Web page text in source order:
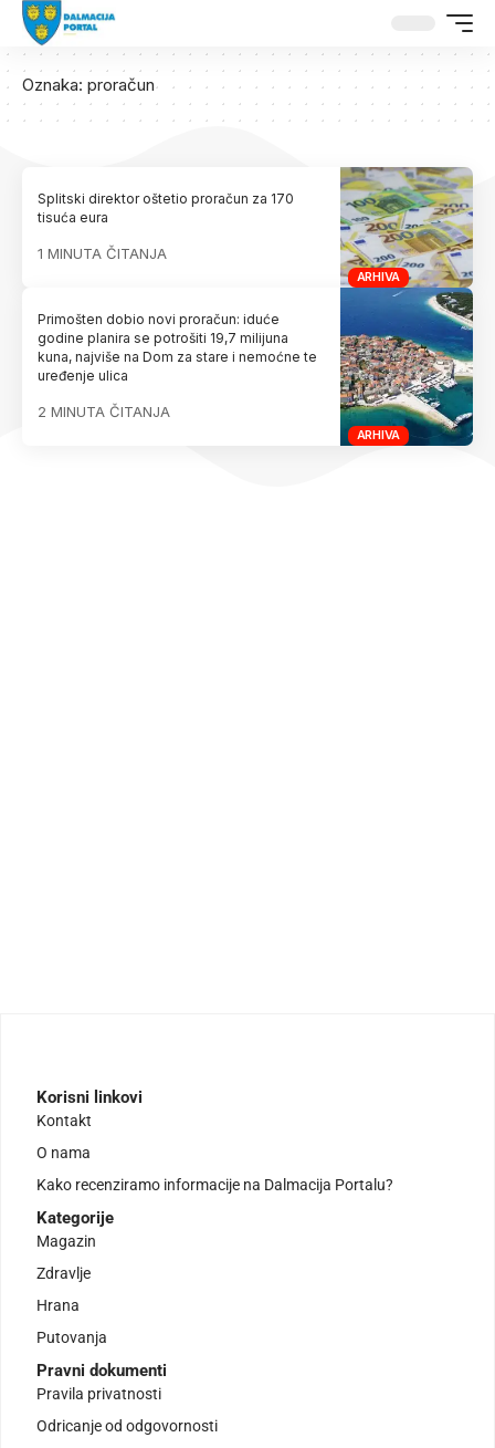
Oznaka: proračun
ARHIVA
Splitski direktor oštetio proračun za 170
tisuća eura
1 MINUTA ČITANJA
ARHIVA
Primošten dobio novi proračun: iduće
godine planira se potrošiti 19,7 milijuna
kuna, najviše na Dom za stare i nemoćne te
uređenje ulica
2 MINUTA ČITANJA
Korisni linkovi
Kontakt
O nama
Kako recenziramo informacije na Dalmacija Portalu?
Kategorije
Magazin
Zdravlje
Hrana
Putovanja
Pravni dokumenti
Pravila privatnosti
Odricanje od odgovornosti